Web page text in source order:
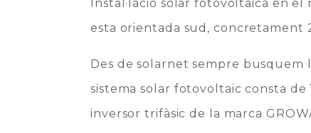
Instal·lació solar fotovoltaica en
esta orientada sud, concretament
Des de solarnet sempre
sistema solar fotovoltaic consta de
inversor trifàsic de la marca